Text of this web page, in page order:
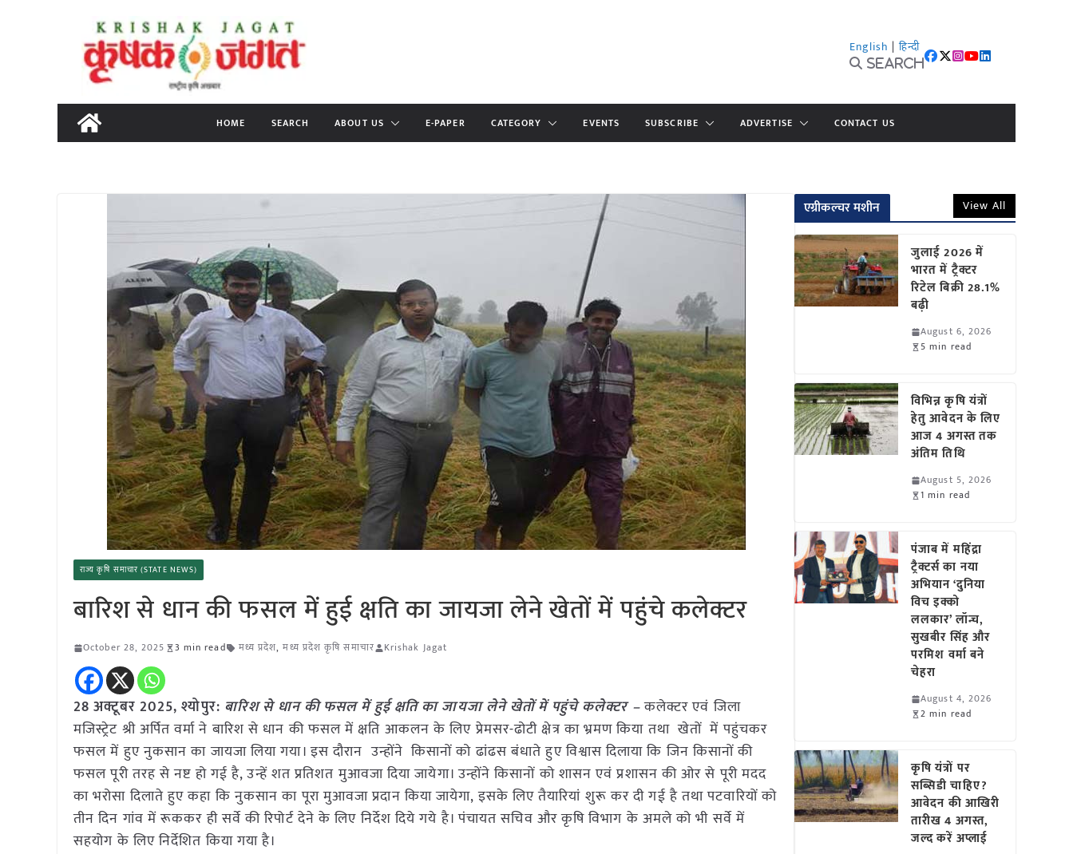
content
English | हिन्दी
Search
HOME SEARCH ABOUT US E-PAPER CATEGORY EVENTS SUBSCRIBE ADVERTISE CONTACT US
राज्य कृषि समाचार (STATE NEWS)
बारिश से धान की फसल में हुई क्षति का जायजा लेने खेतों में पहुंचे कलेक्टर
October 28, 2025 3 min read मध्य प्रदेश,मध्य प्रदेश कृषि समाचार Krishak Jagat
28 अक्टूबर 2025,श्योपुर: बारिश से धान की फसल में हुई क्षति का जायजा लेने खेतों में पहुंचे कलेक्टर –कलेक्टर एवं जिला
मजिस्ट्रेट श्री अर्पित वर्मा ने बारिश से धान की फसल में क्षति आकलन के लिए प्रेमसर-ढोटी क्षेत्र का भ्रमण किया तथा खेतों में पहुंचकर
फसल में हुए नुकसान का जायजा लिया गया। इस दौरान उन्होंने किसानों को ढांढस बंधाते हुए विश्वास दिलाया कि जिन किसानों की
फसल पूरी तरह से नष्ट हो गई है, उन्हें शत प्रतिशत मुआवजा दिया जायेगा। उन्होंने किसानों को शासन एवं प्रशासन की ओर से पूरी मदद
का भरोसा दिलाते हुए कहा कि नुकसान का पूरा मुआवजा प्रदान किया जायेगा, इसके लिए तैयारियां शुरू कर दी गई है तथा पटवारियों को
तीन दिन गांव में रूककर ही सर्वे की रिपोर्ट देने के लिए निर्देश दिये गये है। पंचायत सचिव और कृषि विभाग के अमले को भी सर्वे में
सहयोग के लिए निर्देशित किया गया है।
एग्रीकल्चर मशीन View All
जुलाई 2026 में
भारत में ट्रैक्टर
रिटेल बिक्री 28.1%
बढ़ी
August 6, 2026
5 min read
विभिन्न कृषि यंत्रों
हेतु आवेदन के लिए
आज 4 अगस्त तक
अंतिम तिथि
August 5, 2026
1 min read
पंजाब में महिंद्रा
ट्रैक्टर्स का नया
अभियान ‘दुनिया
विच इक्को
ललकार’ लॉन्च,
सुखबीर सिंह और
परमिश वर्मा बने
चेहरा
August 4, 2026
2 min read
कृषि यंत्रों पर
सब्सिडी चाहिए?
आवेदन की आखिरी
तारीख 4 अगस्त,
जल्द करें अप्लाई